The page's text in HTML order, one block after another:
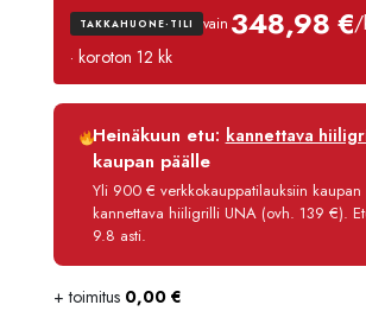
TAKKAHUONE-TILI vain 348,98 €/
· koroton 12 kk
Luottoaika
Korko
Käsittelymaksu
Maksettava yhteensä
Heinäkuun etu: kannettava
kaupan päälle
Yli 900 € verkkokauppatilauksiin kaupan
kannettava hiiligrilli UNA (ovh. 139 €).
9.8 asti.
+ toimitus 0,00 €